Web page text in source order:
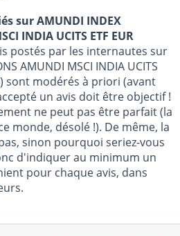
sur AMUNDI INDEX
INDIA UCITS ETF EUR
postés par les internautes sur
AMUNDI MSCI INDIA UCITS
sont modérés à priori (avant
un avis doit être objectif !
ne peut pas être parfait (la
monde, désolé !). De même, la
sinon pourquoi seriez-vous
d'indiquer au minimum un
pour chaque avis, dans